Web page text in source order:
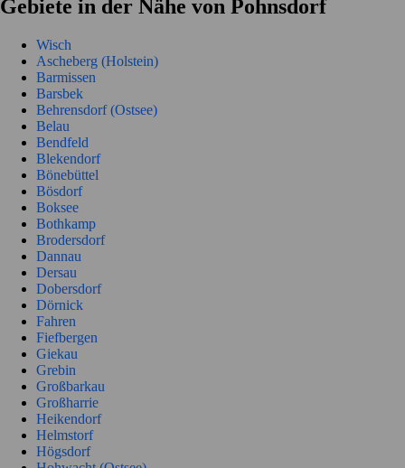
Gebiete in der Nähe von Pohnsdorf
Wisch
Ascheberg (Holstein)
Barmissen
Barsbek
Behrensdorf (Ostsee)
Belau
Bendfeld
Blekendorf
Bönebüttel
Bösdorf
Boksee
Bothkamp
Brodersdorf
Dannau
Dersau
Dobersdorf
Dörnick
Fahren
Fiefbergen
Giekau
Grebin
Großbarkau
Großharrie
Heikendorf
Helmstorf
Högsdorf